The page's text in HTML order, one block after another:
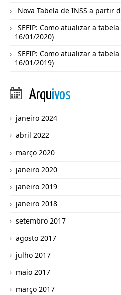
Nova Tabela de INSS a partir
SEFIP: Como atualizar a
16/01/2020)
SEFIP: Como atualizar a
16/01/2019)
Arquivos
janeiro 2024
abril 2022
março 2020
janeiro 2020
janeiro 2019
janeiro 2018
setembro 2017
agosto 2017
julho 2017
maio 2017
março 2017